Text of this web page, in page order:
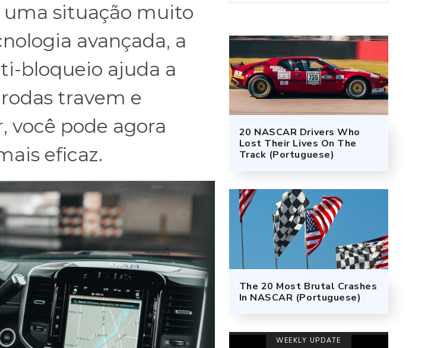
uma situação muito
avançada, a
bloqueio ajuda a
travem e
você pode agora
eficaz.
20 NASCAR Drivers Who
Lost Their Lives On The
Track (Portuguese)
The 20 Most Brutal Crashes
In NASCAR (Portuguese)
WEEKLY UPDATE